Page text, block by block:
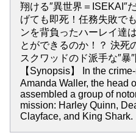
翔ける″異世界＝ISEKAI″
げても即死！任務失敗で
ンを背負ったハーレイ達
とができるのか！？ 決死
スクワッドのド派手な″暴
【Synopsis】 In the
Amanda Waller, the head
assembled a group of
mission: Harley Quinn,
Clayface, and King Shark.